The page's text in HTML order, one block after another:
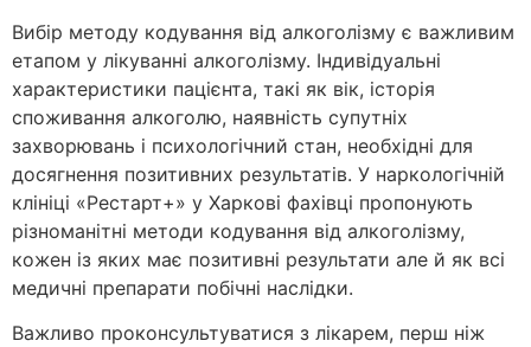
Вибір методу кодування від алкоголізму є важливим
етапом у лікуванні алкоголізму. Індивідуальні
характеристики пацієнта, такі як вік, історія
споживання алкоголю, наявність супутніх
захворювань і психологічний стан, необхідні для
досягнення позитивних результатів. У наркологічній
клініці «Рестарт+» у Харкові фахівці пропонують
різноманітні методи кодування від алкоголізму,
кожен із яких має позитивні результати але й як всі
медичні препарати побічні наслідки.
Важливо проконсультуватися з лікарем, перш ніж